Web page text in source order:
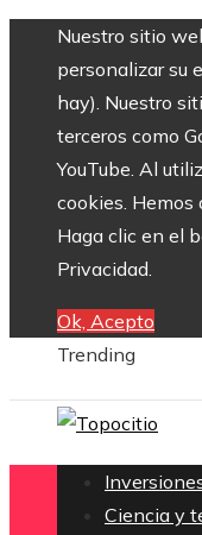
Nuestro sitio
personalizar su
hay). Nuestro
terceros como
YouTube. Al
cookies. Hemos
Haga clic en el
Privacidad.
Ok, Acepto
Trending
Ciencia y